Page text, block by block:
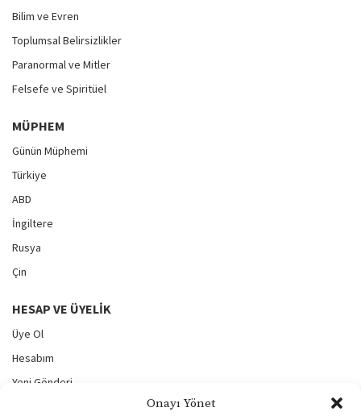
Onayı Yönet
Bilim ve Evren
Toplumsal Belirsizlikler
Paranormal ve Mitler
Felsefe ve Spiritüel
MÜPHEM
Günün Müphemi
Türkiye
ABD
İngiltere
Rusya
Çin
HESAP VE ÜYELIK
Üye Ol
Hesabım
Yeni Gönderi